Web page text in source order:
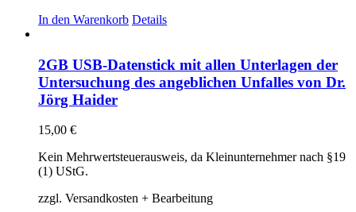
In den Warenkorb Details
2GB USB-Datenstick mit allen Unterlagen der
Untersuchung des angeblichen Unfalles von Dr.
Jörg Haider
15,00 €
Kein Mehrwertsteuerausweis, da Kleinunternehmer nach §19
(1) UStG.
zzgl. Versandkosten + Bearbeitung